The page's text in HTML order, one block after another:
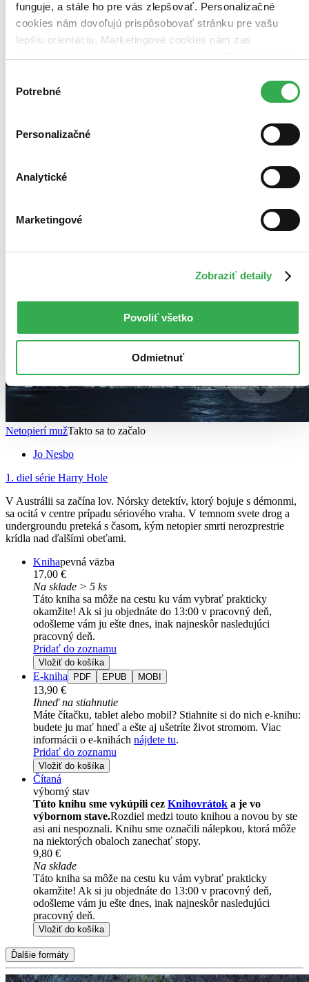
funguje, a stále ho pre vás zlepšovať. Personalizačné
cookies nám dovoľujú prispôsobovať stránku pre vašu
lepšiu orientáciu. Marketingové cookies nám zas
keby sme mohli používať všetky tieto cookies. Ďakujeme!
súhlasu
Potrebné
Personalizačné
Analytické
Marketingové
Zobraziť detaily
Povoliť všetko
Odmietnuť
Netopierí mužTakto sa to začalo
Jo Nesbo
1. diel série Harry Hole
V Austrálii sa začína lov. Nórsky detektív, ktorý bojuje s démonmi,
sa ocitá v centre prípadu sériového vraha. V temnom svete drog a
undergroundu preteká s časom, kým netopier smrti nerozprestrie
krídla nad ďalšími obeťami.
Knihapevná väzba
17,00 €
Na sklade > 5 ks
Táto kniha sa môže na cestu ku vám vybrať prakticky
okamžite! Ak si ju objednáte do 13:00 v pracovný deň,
odošleme vám ju ešte dnes, inak najneskôr nasledujúci
pracovný deň.
Pridať do zoznamu
Vložiť do košíka
E-kniha PDF EPUB MOBI
13,90 €
Ihneď na stiahnutie
Máte čítačku, tablet alebo mobil? Stiahnite si do nich e-knihu:
budete ju mať hneď a ešte aj ušetríte život stromom. Viac
informácii o e-knihách nájdete tu.
Pridať do zoznamu
Vložiť do košíka
Čítaná
výborný stav
Túto knihu sme vykúpili cez Knihovrátok a je vo
výbornom stave.Rozdiel medzi touto knihou a novou by ste
asi ani nespoznali. Knihu sme označili nálepkou, ktorá môže
na niektorých obaloch zanechať stopy.
9,80 €
Na sklade
Táto kniha sa môže na cestu ku vám vybrať prakticky
okamžite! Ak si ju objednáte do 13:00 v pracovný deň,
odošleme vám ju ešte dnes, inak najneskôr nasledujúci
pracovný deň.
Vložiť do košíka
Ďalšie formáty